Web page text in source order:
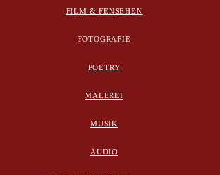
FILM & FENSEHEN
FOTOGRAFIE
POETRY
MALEREI
MUSIK
AUDIO